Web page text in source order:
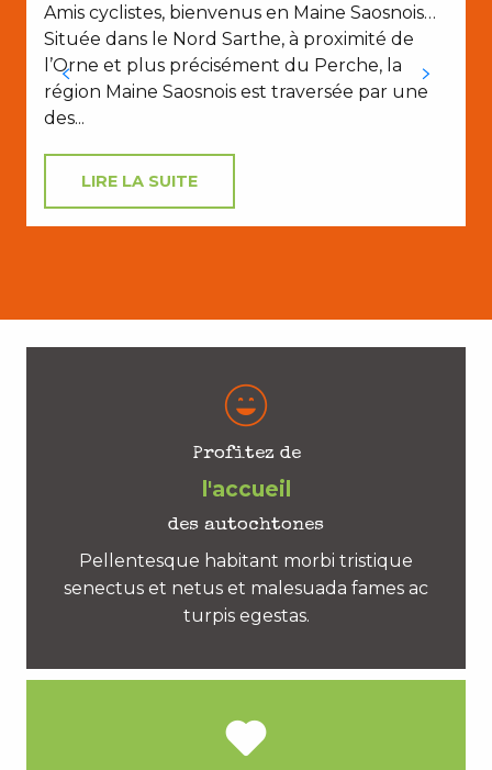
Amis cyclistes, bienvenus en Maine Saosnois…
Située dans le Nord Sarthe, à proximité de
l’Orne et plus précisément du Perche, la
région Maine Saosnois est traversée par une
des...
LIRE LA SUITE
Profitez de
l'accueil
des autochtones
Pellentesque habitant morbi tristique
senectus et netus et malesuada fames ac
turpis egestas.